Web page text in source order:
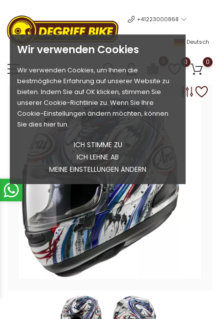
Wir verwenden Cookies
Wir verwenden Cookies, um Ihnen die
bestmögliche Erfahrung auf unserer Website zu
bieten. Indem Sie auf OK klicken, stimmen Sie
unserer Cookie-Richtlinie zu. Wenn Sie Ihre
Cookie-Einstellungen ändern möchten, können
Sie dies hier tun.
ICH STIMME ZU
ICH LEHNE AB
MEINE EINSTELLUNGEN ÄNDERN
+41223000868
Deutsch
0 0